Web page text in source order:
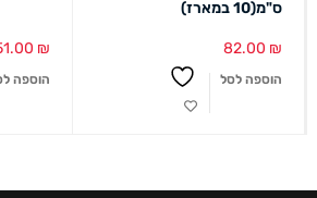
ס"מ(10 במארז)
82.00 ₪
הוספה לסל
₪
הוספה